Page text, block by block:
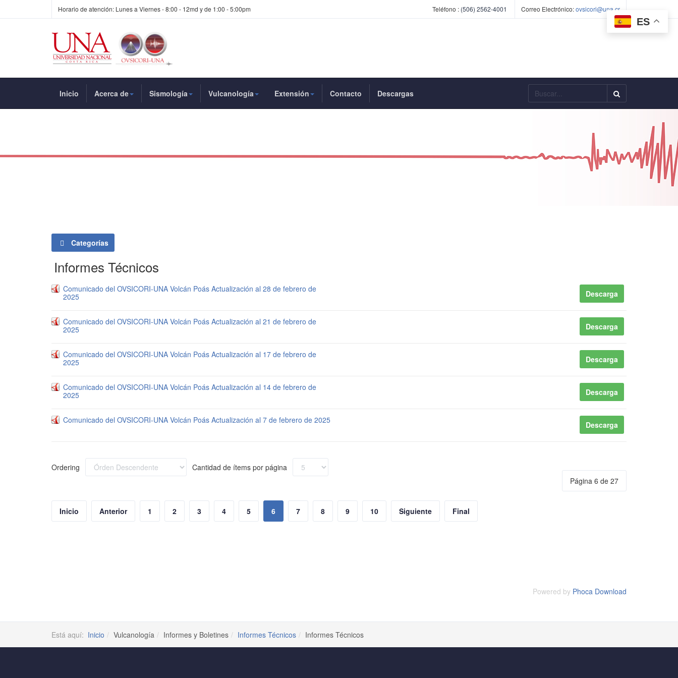
Horario de atención: Lunes a Viernes - 8:00 - 12md y de 1:00 - 5:00pm Teléfono : (506) 2562-4001 Correo Electrónico:ovsicori@una.cr
ES
Inicio Acerca de Sismología Vulcanología Extensión Contacto Descargas Buscar...
Categorías
Informes Técnicos
Comunicado del OVSICORI-UNA Volcán Poás Actualización al 28 de febrero de
2025
Descarga
Comunicado del OVSICORI-UNA Volcán Poás Actualización al 21 de febrero de
2025
Descarga
Comunicado del OVSICORI-UNA Volcán Poás Actualización al 17 de febrero de
2025
Descarga
Comunicado del OVSICORI-UNA Volcán Poás Actualización al 14 de febrero de
2025
Descarga
Comunicado del OVSICORI-UNA Volcán Poás Actualización al 7 de febrero de 2025 Descarga
Ordering
Cantidad de ítems por página
Página 6 de 27
Inicio Anterior 1 2 3 4 5 6 7 8 9 10 Siguiente Final
Powered by Phoca Download
Está aquí: Inicio Vulcanología Informes y Boletines Informes Técnicos Informes Técnicos